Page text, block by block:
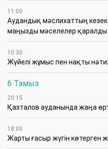
11:00
Аудандық мәслихаттың
маңызды мәселелер қаралды
10:30
Жүйелі жұмыс пен нақты
6 Тамыз
20:15
Қазталов ауданында жаңа
18:00
Жарты ғасыр жүгін көтерген